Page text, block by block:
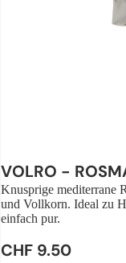
VOLRO -
Knusprige mediterrane
und Vollkorn. Ideal zu
einfach pur.
CHF 9.50